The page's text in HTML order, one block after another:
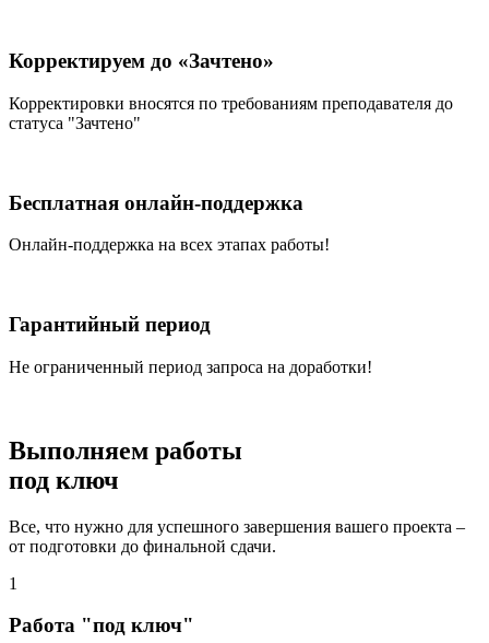
Корректируем до «Зачтено»
Корректировки вносятся по требованиям преподавателя до
статуса "Зачтено"
Бесплатная онлайн-поддержка
Онлайн-поддержка на всех этапах работы!
Гарантийный период
Не ограниченный период запроса на доработки!
Выполняем работы
под ключ
Все, что нужно для успешного завершения вашего проекта –
от подготовки до финальной сдачи.
1
Работа "под ключ"